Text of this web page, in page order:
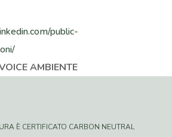
AMBIENTE
È CERTIFICATO CARBON NEUTRAL